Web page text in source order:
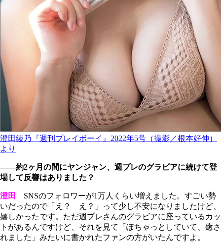
澄田綾乃『週刊プレイボーイ』2022年5号（撮影／根本好伸）
より
――約2ヶ月の間にヤンジャン、週プレのグラビアに続けて登
場して反響はありました？
澄田
SNSのフォロワーが1万人くらい増えました。すごい勢
いだったので「え？ え？」って少し不安になりましたけど、
嬉しかったです。ただ週プレさんのグラビアに座っているカッ
トがあるんですけど、それを見て「ぽちゃっとしていて、癒さ
れました」みたいに書かれたファンの方がいたんですよ。